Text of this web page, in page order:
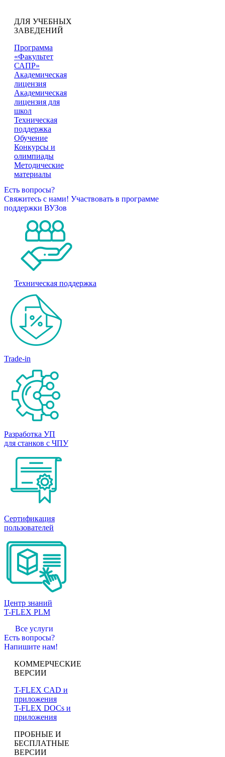
ДЛЯ УЧЕБНЫХ
ЗАВЕДЕНИЙ
Программа
«Факультет
САПР»
Академическая
лицензия
Академическая
лицензия для
школ
Техническая
поддержка
Обучение
Конкурсы и
олимпиады
Методические
материалы
Есть вопросы?
Свяжитесь с нами! Участвовать в программе
поддержки ВУЗов
Техническая поддержка
Trade-in
Разработка УП
для станков с ЧПУ
Сертификация
пользователей
Центр знаний
T-FLEX PLM
Все услуги
Есть вопросы?
Напишите нам!
КОММЕРЧЕСКИЕ
ВЕРСИИ
T-FLEX CAD и
приложения
T-FLEX DOCs и
приложения
ПРОБНЫЕ И
БЕСПЛАТНЫЕ
ВЕРСИИ